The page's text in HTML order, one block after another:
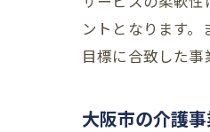
ントとなります
目標に合致した事
大阪市の介護